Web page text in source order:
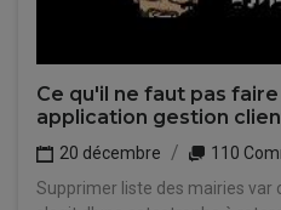
Ce qu'il ne faut pas
application gestion
20 décembre
110
Supprimer liste des mairies var